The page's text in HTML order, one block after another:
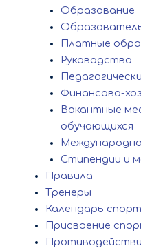
Образование
Платные
Руководство
Финансово-
Вакантные
обучающихся
Стипендии и
Правила
Тренеры
Календарь
Присвоение